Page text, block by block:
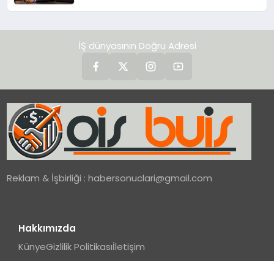
İŞ dünyasının Doğru Adresi
Reklam & İşbirliği :habersonuclari@gmail.com
Hakkımızda
KünyeGizlilik Politikasıİletişim